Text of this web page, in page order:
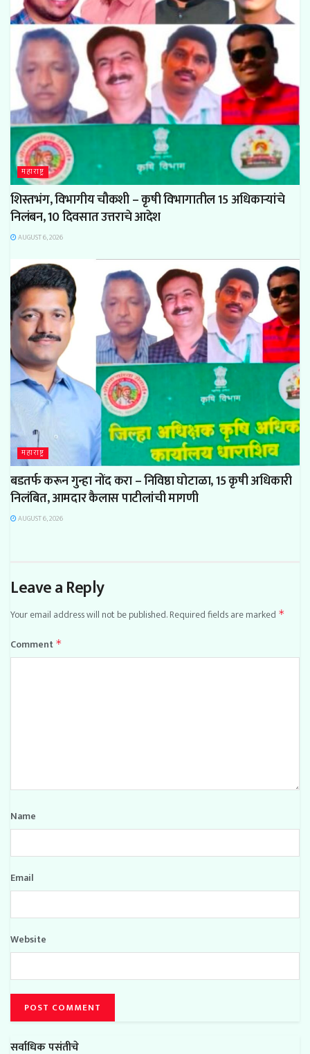
महाराष्ट्र
शिस्तभंग, विभागीय चौकशी – कृषी विभागातील 15 अधिकाऱ्यांचे
निलंबन, 10 दिवसात उत्तराचे आदेश
AUGUST 6, 2026
महाराष्ट्र
बडतर्फ करून गुन्हा नोंद करा – निविष्ठा घोटाळा, 15 कृषी अधिकारी
निलंबित, आमदार कैलास पाटीलांची मागणी
AUGUST 6, 2026
Leave a Reply
Your email address will not be published.Required fields are marked *
Comment *
Name
Email
Website
सर्वाधिक पसंतीचे